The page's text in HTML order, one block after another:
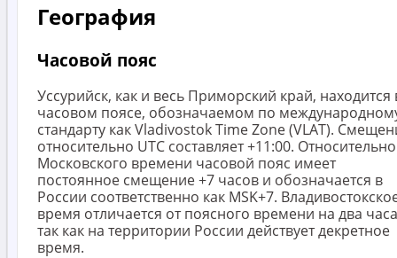
География
Часовой пояс
Уссурийск, как и весь Приморский край, находится
часовом поясе, обозначаемом по
стандарту как Vladivostok Time Zone (VLAT).
относительно UTC составляет +11:00. Относительно
Московского времени часовой пояс имеет
постоянное смещение +7 часов и обозначается в
России соответственно как MSK+7.
время отличается от поясного времени на два
так как на территории России действует декретное
время.